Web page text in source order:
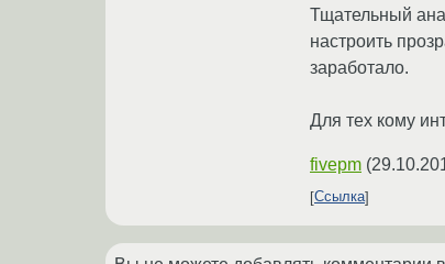
Тщательный
настроить
заработало.
Для тех кому
fivepm (
Ссылка